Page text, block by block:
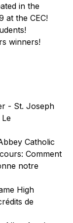
in the
at the CEC!
winners!
- St. Joseph
Catholic
Comment
notre
High
de